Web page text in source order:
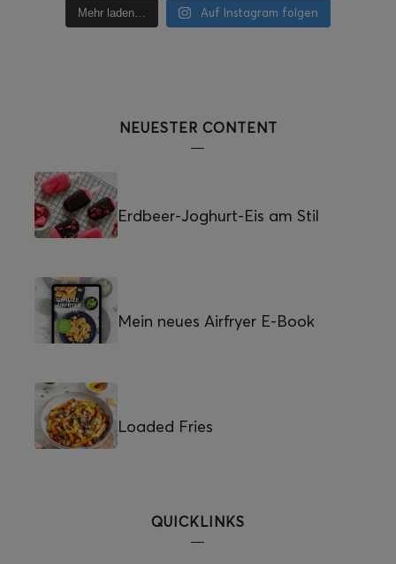
Mehr laden… Auf Instagram folgen
NEUESTER CONTENT
Erdbeer-Joghurt-Eis am Stil
Mein neues Airfryer E-Book
Loaded Fries
QUICKLINKS